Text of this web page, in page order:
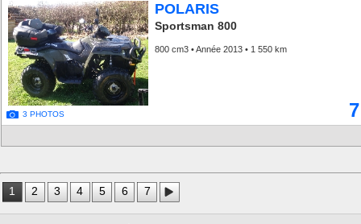
3 PHOTOS
POLARIS
Sportsman 800
800 cm3 • Année 2013 • 1 550 km
1 2 3 4 5 6 7